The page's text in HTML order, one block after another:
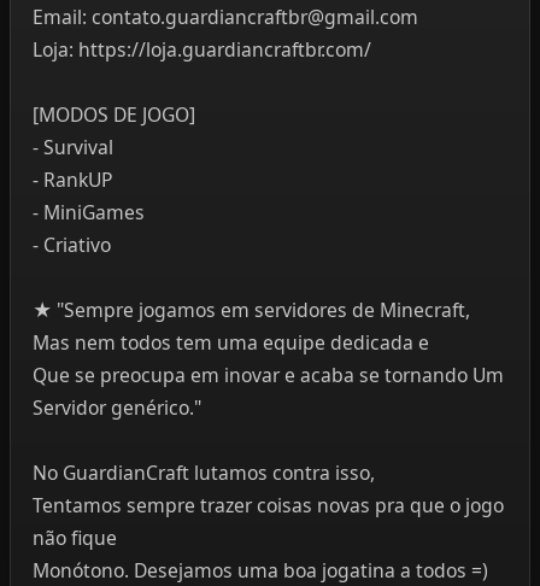
Email: contato.guardiancraftbr@gmail.com
Loja: https://loja.guardiancraftbr.com/
[MODOS DE JOGO]
- Survival
- RankUP
- MiniGames
- Criativo
★ "Sempre jogamos em servidores de Minecraft,
Mas nem todos tem uma equipe dedicada e
Que se preocupa em inovar e acaba se tornando Um
Servidor genérico."
No GuardianCraft lutamos contra isso,
Tentamos sempre trazer coisas novas pra que o jogo
não fique
Monótono. Desejamos uma boa jogatina a todos =)